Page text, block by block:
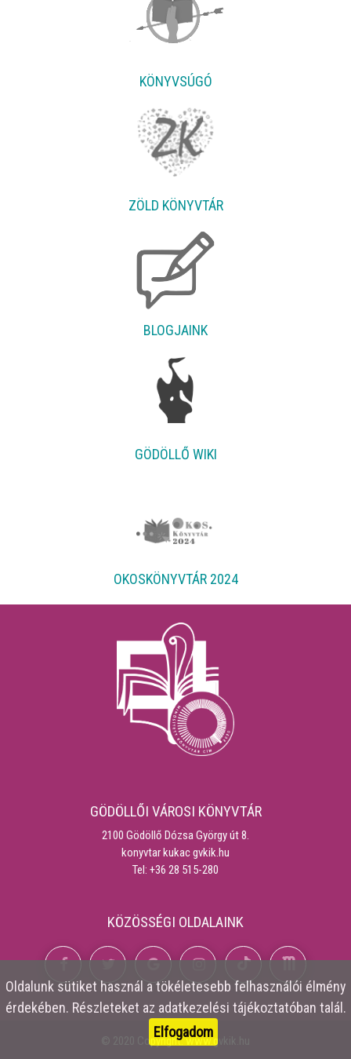
KÖNYVSÚGÓ
ZÖLD KÖNYVTÁR
BLOGJAINK
GÖDÖLLŐ WIKI
OKOSKÖNYVTÁR 2024
GÖDÖLLŐI VÁROSI KÖNYVTÁR
2100 Gödöllő Dózsa György út 8.
konyvtar kukac gvkik.hu
Tel: +36 28 515-280
KÖZÖSSÉGI OLDALAINK
© 2020 Copyright:www.gvkik.hu
Oldalunk sütiket használ a tökéletesebb felhasználói élmény
érdekében. Részleteket az adatkezelési tájékoztatóban talál.
Elfogadom